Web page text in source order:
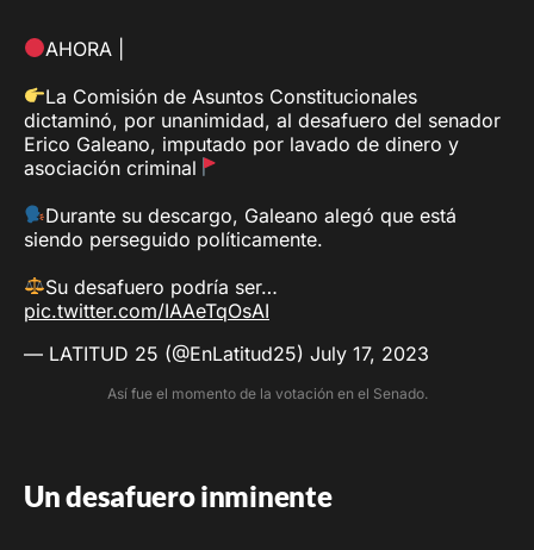
AHORA |
La Comisión de Asuntos Constitucionales
dictaminó, por unanimidad, al desafuero del senador
Erico Galeano, imputado por lavado de dinero y
asociación criminal
Durante su descargo, Galeano alegó que está
siendo perseguido políticamente.
Su desafuero podría ser…
pic.twitter.com/IAAeTqOsAI
— LATITUD 25 (@EnLatitud25) July 17, 2023
Así fue el momento de la votación en el Senado.
Un desafuero inminente